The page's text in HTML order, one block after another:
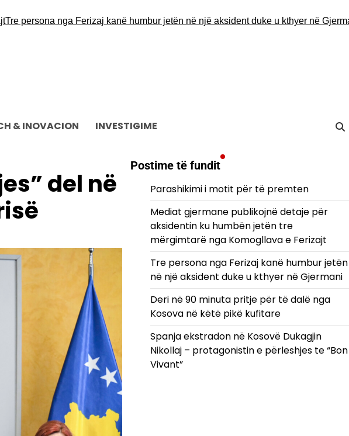
nga Ferizaj kanë humbur jetën në një aksident duke u kthyer në Gjermani
& INOVACION INVESTIGIME
del në
Postime të fundit
Parashikimi i motit për të premten
Mediat gjermane publikojnë detaje për
aksidentin ku humbën jetën tre
mërgimtarë nga Komogllava e Ferizajt
Tre persona nga Ferizaj kanë humbur jetën
në një aksident duke u kthyer në Gjermani
Deri në 90 minuta pritje për të dalë nga
Kosova në këtë pikë kufitare
Spanja ekstradon në Kosovë Dukagjin
Nikollaj – protagonistin e përleshjes te “Bon
Vivant”